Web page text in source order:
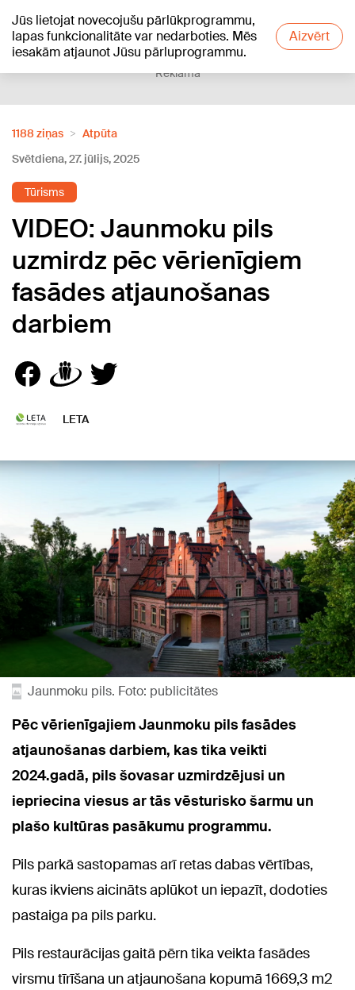
Jūs lietojat novecojušu pārlūkprogrammu,
lapas funkcionalitāte var nedarboties. Mēs
iesakām atjaunot Jūsu pārluprogrammu.
Aizvērt
+24°C
Reklāma
1188 ziņas
Atpūta
Svētdiena, 27. jūlijs, 2025
Tūrisms
VIDEO: Jaunmoku pils
uzmirdz pēc vērienīgiem
fasādes atjaunošanas
darbiem
LETA
Jaunmoku pils. Foto: publicitātes
Pēc vērienīgajiem Jaunmoku pils fasādes
atjaunošanas darbiem, kas tika veikti
2024.gadā, pils šovasar uzmirdzējusi un
iepriecina viesus ar tās vēsturisko šarmu un
plašo kultūras pasākumu programmu.
Pils parkā sastopamas arī retas dabas vērtības,
kuras ikviens aicināts aplūkot un iepazīt, dodoties
pastaiga pa pils parku.
Pils restaurācijas gaitā pērn tika veikta fasādes
virsmu tīrīšana un atjaunošana kopumā 1669,3 m2